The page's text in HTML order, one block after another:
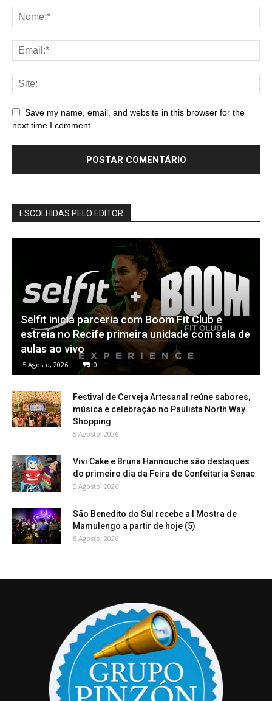
Save my name, email, and website in this browser for the
next time I comment.
ESCOLHIDAS PELO EDITOR
Selfit inicia parceria com Boom Fit Club e
estreia no Recife primeira unidade com sala de
aulas ao vivo
5 Agosto, 2026 0
Festival de Cerveja Artesanal reúne sabores,
música e celebração no Paulista North Way
Shopping
5 Agosto, 2026
Vivi Cake e Bruna Hannouche são destaques
do primeiro dia da Feira de Confeitaria Senac
5 Agosto, 2026
São Benedito do Sul recebe a I Mostra de
Mamulengo a partir de hoje (5)
5 Agosto, 2026